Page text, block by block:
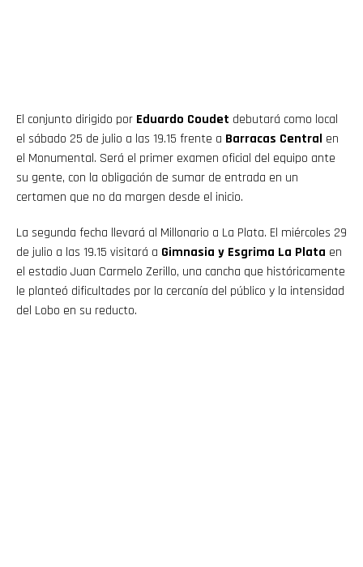
El conjunto dirigido por Eduardo Coudet debutará como local
el sábado 25 de julio a las 19.15 frente a Barracas Central en
el Monumental. Será el primer examen oficial del equipo ante
su gente, con la obligación de sumar de entrada en un
certamen que no da margen desde el inicio.
La segunda fecha llevará al Millonario a La Plata. El miércoles 29
de julio a las 19.15 visitará a Gimnasia y Esgrima La Plata en
el estadio Juan Carmelo Zerillo, una cancha que históricamente
le planteó dificultades por la cercanía del público y la intensidad
del Lobo en su reducto.